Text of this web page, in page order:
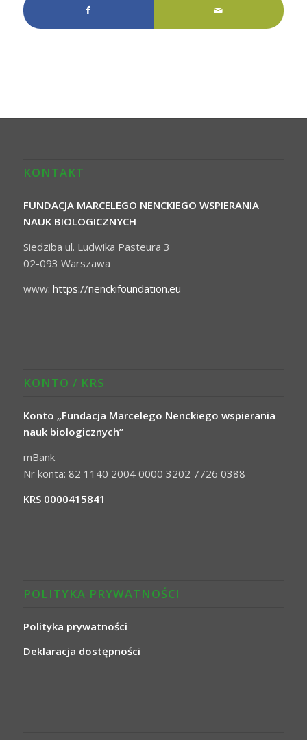
KONTAKT
FUNDACJA MARCELEGO NENCKIEGO WSPIERANIA
NAUK BIOLOGICZNYCH
Siedziba ul. Ludwika Pasteura 3
02-093 Warszawa
www: https://nenckifoundation.eu
KONTO / KRS
Konto „Fundacja Marcelego Nenckiego wspierania
nauk biologicznych”
mBank
Nr konta: 82 1140 2004 0000 3202 7726 0388
KRS 0000415841
POLITYKA PRYWATNOŚCI
Polityka prywatności
Deklaracja dostępności